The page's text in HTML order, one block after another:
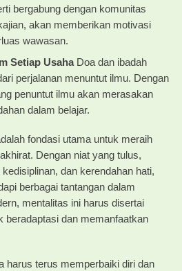
bergabung dengan komunitas
akan memberikan motivasi
wawasan.
Setiap UsahaDoa dan ibadah
perjalanan menuntut ilmu. Dengan
penuntut ilmu akan merasakan
dalam belajar.
fondasi utama untuk meraih
Dengan niat yang tulus,
dan kerendahan hati,
berbagai tantangan dalam
mentalitas ini harus disertai
beradaptasi dan memanfaatkan
harus terus memperbaiki diri dan